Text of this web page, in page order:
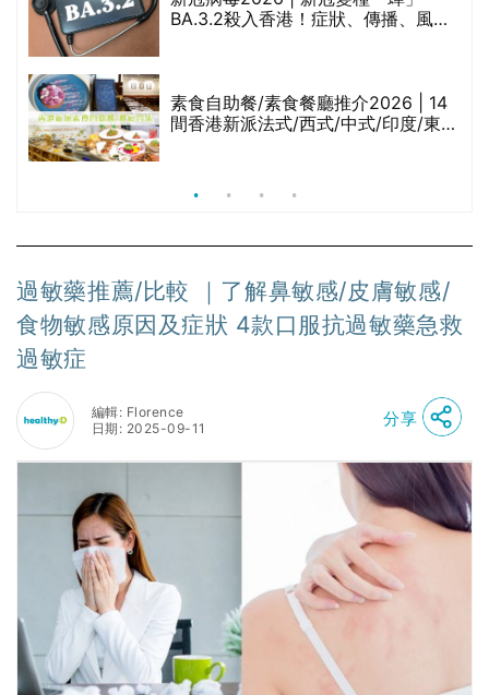
BA.3.2殺入香港！症狀、傳播、風險
素食自助餐/素食餐廳推介2026 | 14
間香港新派法式/西式/中式/印度/東南
過敏藥推薦/比較 ｜了解鼻敏感/皮膚敏感/
食物敏感原因及症狀 4款口服抗過敏藥急救
過敏症
編輯: Florence
日期: 2025-09-11
分享